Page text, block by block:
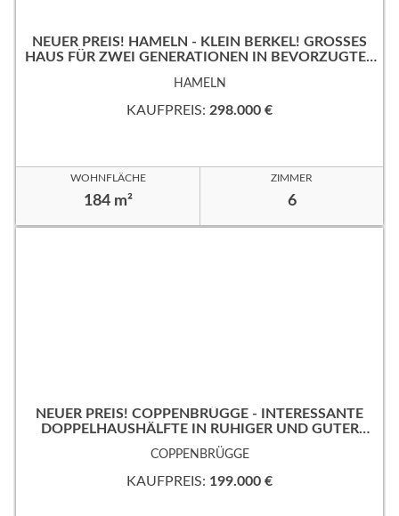
NEUER PREIS! HAMELN - KLEIN BERKEL! GROSSES
HAUS FÜR ZWEI GENERATIONEN IN BEVORZUGTER
HAMELN
KAUFPREIS: 298.000 €
WOHNFLÄCHE
184 m²
ZIMMER
6
NEUER PREIS! COPPENBRÜGGE - INTERESSANTE
DOPPELHAUSHÄLFTE IN RUHIGER UND GUTER
WOHNLAGE!
COPPENBRÜGGE
KAUFPREIS: 199.000 €